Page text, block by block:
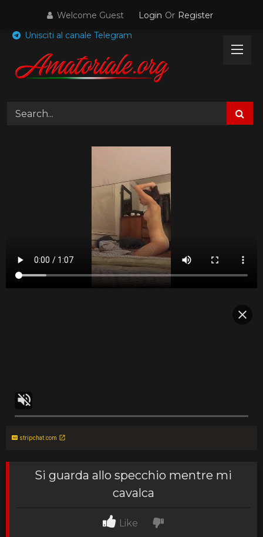
content
Welcome Guest Login Or Register
Unisciti al canale Telegram
stripchat.com
Si guarda allo specchio mentre mi
cavalca
Like